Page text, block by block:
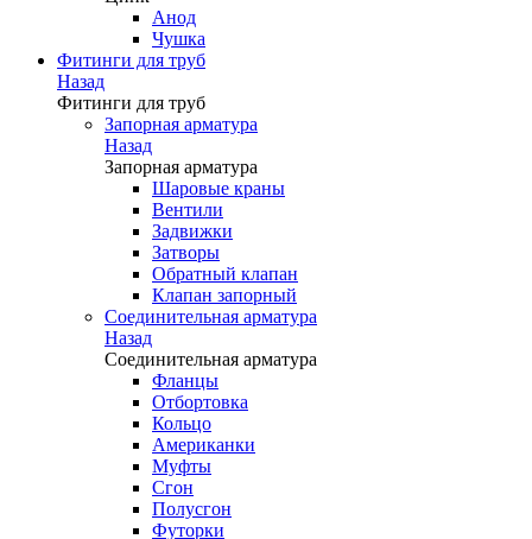
Анод
Чушка
Фитинги для труб
Назад
Фитинги для труб
Запорная арматура
Назад
Запорная арматура
Шаровые краны
Вентили
Задвижки
Затворы
Обратный клапан
Клапан запорный
Соединительная арматура
Назад
Соединительная арматура
Фланцы
Отбортовка
Кольцо
Американки
Муфты
Сгон
Полусгон
Футорки